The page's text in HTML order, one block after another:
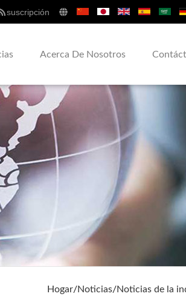
suscripción
Acerca De Nosotros
Hogar/Noticias/Noticias de la